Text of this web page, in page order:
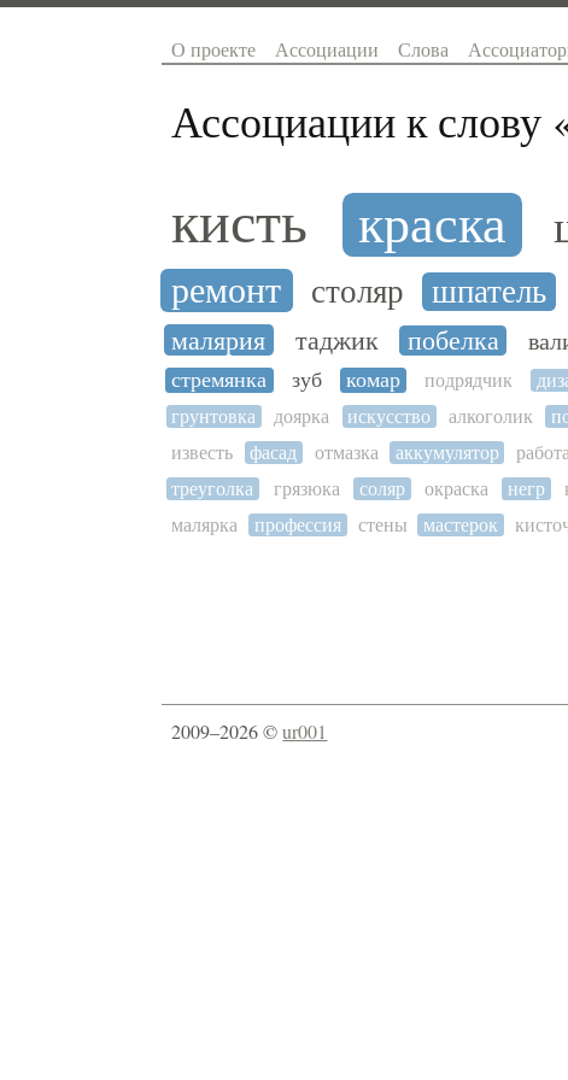
О проекте Ассоциации Слова
Ассоциации к слову
кисть краска
ремонт столяр шпатель
малярия
таджик побелка
стремянка зуб комар подрядчик
грунтовка
доярка искусство алкоголик
известь
фасад отмазка аккумулятор
треуголка
грязюка соляр окраска негр
малярка
профессия стены мастерок
2009–2026 ©ur001